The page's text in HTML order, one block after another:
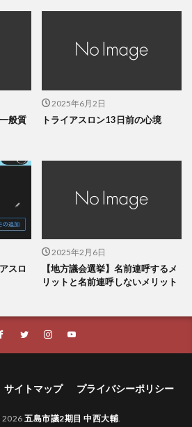
般質
2025年6月2日
トライアスロン13日前の心境
スロ
2025年2月6日
【地方議会選挙】名前連呼するメ
リットと名前連呼しないメリット
サイトマップ プライバシーポリシー
2026 五島市議2期目 中西大輔.